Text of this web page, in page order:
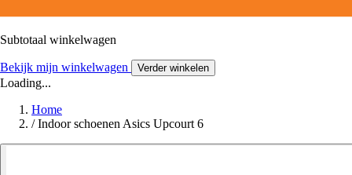
Subtotaal winkelwagen
Bekijk mijn winkelwagen Verder winkelen
Loading...
Home
/ Indoor schoenen Asics Upcourt 6